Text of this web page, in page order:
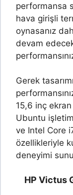
performansa
hava girişli
oynasanız
devam
Gerek
15,6 inç
Ubuntu
ve Intel Core
özellikleriyle
deneyimi
HP Victus